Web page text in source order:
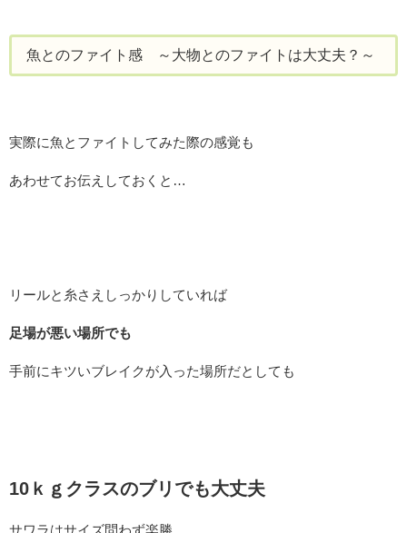
魚とのファイト感 ～大物とのファイトは大丈夫？～
実際に魚とファイトしてみた際の感覚も
あわせてお伝えしておくと…
リールと糸さえしっかりしていれば
足場が悪い場所でも
手前にキツいブレイクが入った場所だとしても
10ｋｇクラスのブリでも大丈夫
サワラはサイズ問わず楽勝